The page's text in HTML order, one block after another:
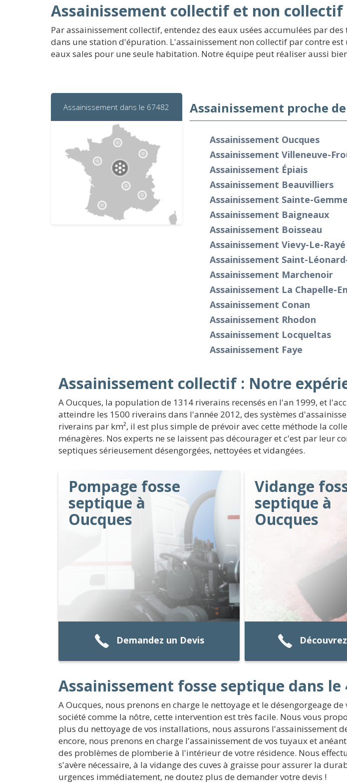
Assainissement collectif et non collectif
Par assainissement collectif, entendez des eaux usées accumulées par
dans une station d'épuration. L'assainissement non collectif par contre
eaux sales pour une seule habitation. Notre équipe peut réaliser aussi
Assainissement dans le 67482 Assainissement proche
Assainissement Oucques
Assainissement Villeneuve-
Assainissement Épiais
Assainissement Beauvilliers
Assainissement Sainte-
Assainissement Baigneaux
Assainissement Boisseau
Assainissement Vievy-Le-Rayé
Assainissement Saint-
Assainissement Marchenoir
Assainissement La Chapelle-
Assainissement Conan
Assainissement Rhodon
Assainissement Locqueltas
Assainissement Faye
Assainissement collectif : Notre
A Oucques, la population de 1314 riverains recensés en l'an 1999, et
atteindre les 1500 riverains dans l'année 2012, des systèmes
riverains par km², il est plus simple de prévoir avec cette méthode la
ménagères. Nos experts ne se laissent pas décourager et c'est par leur
septiques sérieusement désengorgées, nettoyées et vidangées.
Pompage fosse
septique à
Oucques
Demandez un Devis
Vidange
septique à
Oucques
Assainissement fosse septique dans le
A Oucques, nous prenons en charge le nettoyage et le désengorgeage
société comme la nôtre, cette intervention est très facile. Nous vous
plus du nettoyage de vos installations, nous assurons l'assainissement
encore, nous prenons en charge l'assainissement de vos tuyaux et
des problèmes de plomberie à l'intérieur de votre résidence. Nous
s'avère nécessaire, à la vidange des cuves à graisse pour assurer la
urgences immédiatement, ne doutez plus de demander votre devis !